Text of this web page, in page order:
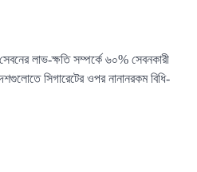
লাভ-ক্ষতি সম্পর্কে ৬০% সেবনকারী
সিগারেটের ওপর নানানরকম বিধি-